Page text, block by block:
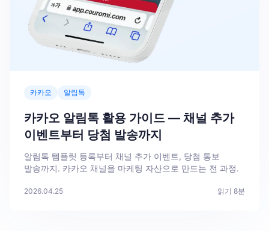
카카오 알림톡
카카오 알림톡 활용 가이드 — 채널 추가
이벤트부터 당첨 발송까지
알림톡 템플릿 등록부터 채널 추가 이벤트, 당첨 통보
발송까지. 카카오 채널을 마케팅 자산으로 만드는 전 과정.
2026.04.25 읽기 8분